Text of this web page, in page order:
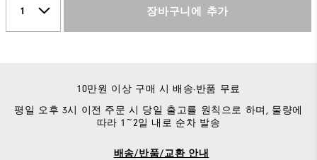
장바구니에 추가
10만원 이상 구매 시 배송·반품 무료
평일 오후 3시 이전 주문 시 당일 출고를 원칙으로 하며, 물량에
따라 1~2일 내로 순차 발송
배송/반품/교환 안내